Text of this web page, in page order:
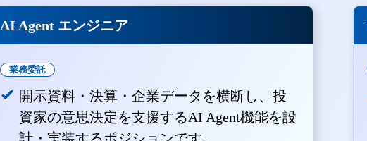
AI Agent エンジニア
業務委託
開示資料・決算・企業データを横断し、投
資家の意思決定を支援するAI Agent機能を設